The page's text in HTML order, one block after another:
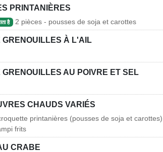
PRINTANIÈRES
है 2 pièces - pousses de soja et carottes
GRENOUILLES À L'AIL
GRENOUILLES AU POIVRE ET SEL
CHAUDS VARIÉS
printanières (pousses de soja et
frits
CRABE